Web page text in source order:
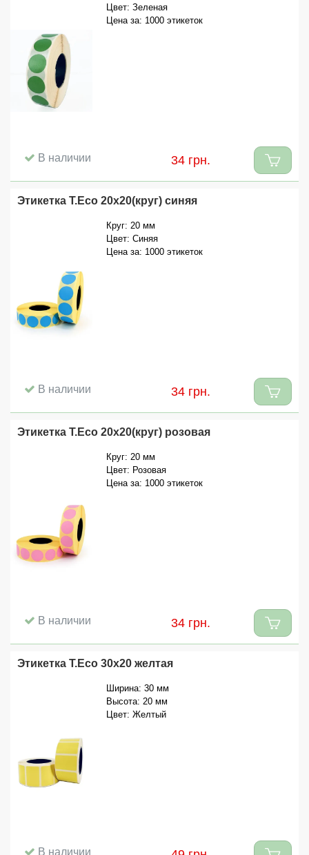
Цвет: Зеленая
Цена за: 1000 этикеток
В наличии 34 грн.
Этикетка T.Eco 20x20(круг) синяя
Круг: 20 мм
Цвет: Синяя
Цена за: 1000 этикеток
В наличии 34 грн.
Этикетка T.Eco 20x20(круг) розовая
Круг: 20 мм
Цвет: Розовая
Цена за: 1000 этикеток
В наличии 34 грн.
Этикетка T.Eco 30x20 желтая
Ширина: 30 мм
Высота: 20 мм
Цвет: Желтый
В наличии